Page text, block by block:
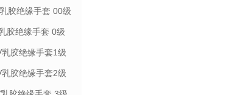
胶绝缘手套 00级
胶绝缘手套 0级
乳胶绝缘手套1级
乳胶绝缘手套2级